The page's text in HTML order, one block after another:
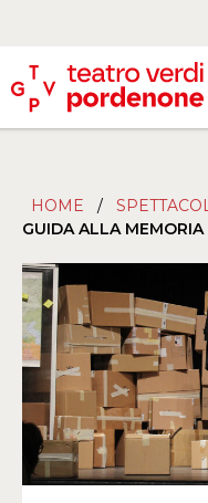
HOME /
GUIDA ALLA MEMORIA